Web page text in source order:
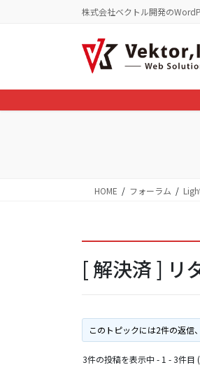
に
移
ョ
ン
株式会社ベクトル開発の
HOME フォーラム
[ 解決済 ] リ
このトピックには2件の返信
3件の投稿を表示中 - 1 - 3件目